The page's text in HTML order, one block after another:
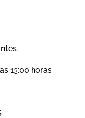
13:00 horas